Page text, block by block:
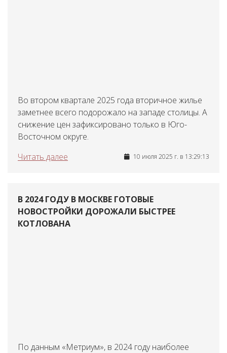
Во втором квартале 2025 года вторичное жилье
заметнее всего подорожало на западе столицы. А
снижение цен зафиксировано только в Юго-
Восточном округе.
Читать далее
10 июля 2025 г. в 13:29:13
В 2024 ГОДУ В МОСКВЕ ГОТОВЫЕ
НОВОСТРОЙКИ ДОРОЖАЛИ БЫСТРЕЕ
КОТЛОВАНА
По данным «Метриум», в 2024 году наиболее